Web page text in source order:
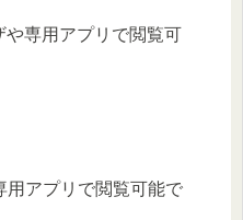
や専用アプリで閲覧可
用アプリで閲覧可能で